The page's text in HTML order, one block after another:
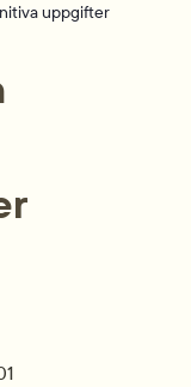
uppgifter